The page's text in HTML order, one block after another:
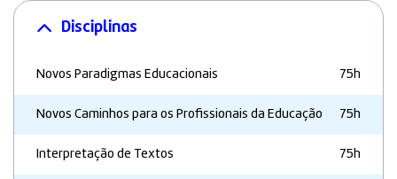
Disciplinas
Novos Paradigmas Educacionais 75h
Novos Caminhos para os Profissionais da Educação 75h
Interpretação de Textos 75h